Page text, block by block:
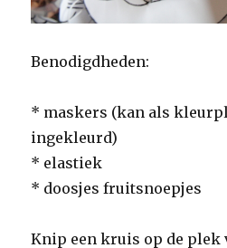
Benodigdheden:
* maskers (kan als
ingekleurd)
* elastiek
* doosjes fruitsnoepjes
Knip een kruis op de plek